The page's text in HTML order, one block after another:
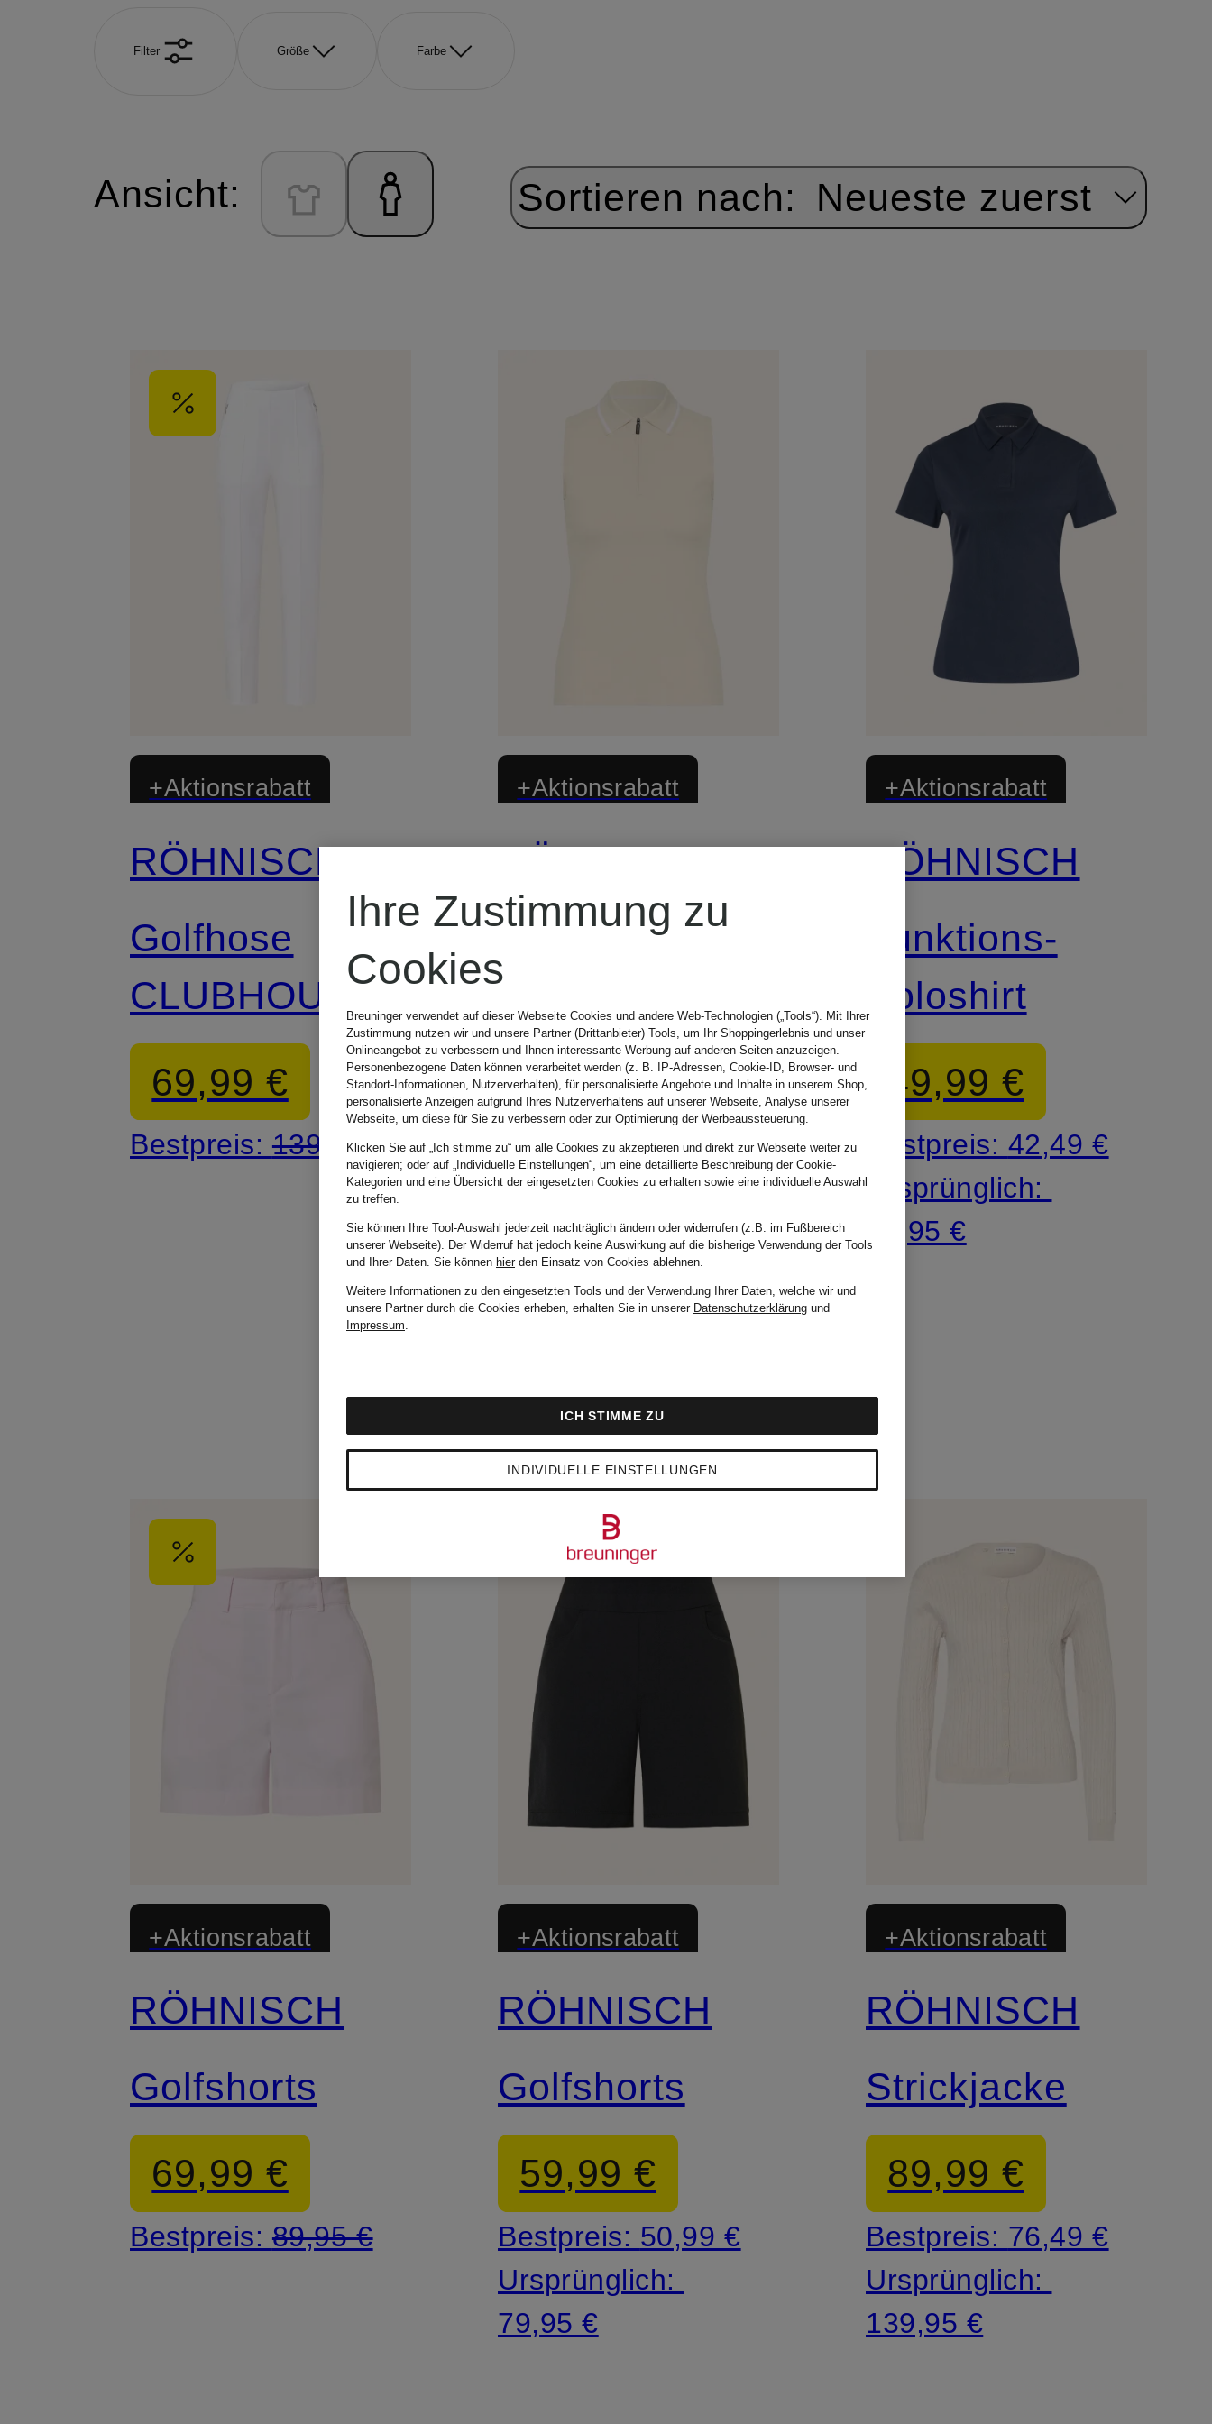
Filter Größe Farbe
Ansicht: Sortieren nach: Neueste zuerst
+Aktionsrabatt
RÖHNISCH
Golfhose
CLUBHOUSE
HIGHWATER
SLACKS
69,99 €
Bestpreis: 139,95 €
+Aktionsrabatt
RÖHNISCH
Jersey-
Poloshirt
59,99 €
Bestpreis:50,99 €
Ursprünglich:
69,95 €
+Aktionsrabatt
RÖHNISCH
Funktions-
Poloshirt
49,99 €
Bestpreis: 42,49 €
Ursprünglich:
79,95 €
+Aktionsrabatt
RÖHNISCH
Golfshorts
69,99 €
Bestpreis: 89,95 €
+Aktionsrabatt
RÖHNISCH
Golfshorts
59,99 €
Bestpreis: 50,99 €
Ursprünglich:
79,95 €
+Aktionsrabatt
RÖHNISCH
Strickjacke
89,99 €
Bestpreis: 76,49 €
Ursprünglich:
139,95 €
Ihre Zustimmung zu
Cookies
Breuninger verwendet auf dieser Webseite Cookies und andere Web-Technologien („Tools“). Mit Ihrer
Zustimmung nutzen wir und unsere Partner (Drittanbieter) Tools, um Ihr Shoppingerlebnis und unser
Onlineangebot zu verbessern und Ihnen interessante Werbung auf anderen Seiten anzuzeigen.
Personenbezogene Daten können verarbeitet werden (z. B. IP-Adressen, Cookie-ID, Browser- und
Standort-Informationen, Nutzerverhalten), für personalisierte Angebote und Inhalte in unserem Shop,
personalisierte Anzeigen aufgrund Ihres Nutzerverhaltens auf unserer Webseite, Analyse unserer
Webseite, um diese für Sie zu verbessern oder zur Optimierung der Werbeaussteuerung.
Klicken Sie auf „Ich stimme zu“ um alle Cookies zu akzeptieren und direkt zur Webseite weiter zu
navigieren; oder auf „Individuelle Einstellungen“, um eine detaillierte Beschreibung der Cookie-
Kategorien und eine Übersicht der eingesetzten Cookies zu erhalten sowie eine individuelle Auswahl
zu treffen.
Sie können Ihre Tool-Auswahl jederzeit nachträglich ändern oder widerrufen (z.B. im Fußbereich
unserer Webseite). Der Widerruf hat jedoch keine Auswirkung auf die bisherige Verwendung der Tools
und Ihrer Daten. Sie können hierden Einsatz von Cookies ablehnen.
Weitere Informationen zu den eingesetzten Tools und der Verwendung Ihrer Daten, welche wir und
unsere Partner durch die Cookies erheben, erhalten Sie in unserer Datenschutzerklärung und
Impressum.
INDIVIDUELLE EINSTELLUNGEN
ICH STIMME ZU